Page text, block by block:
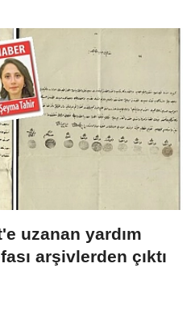
uzanan yardım
arşivlerden çıktı